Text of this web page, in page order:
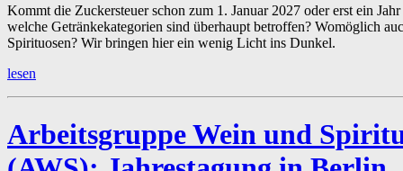
Kommt die Zuckersteuer schon zum 1. Januar 2027 oder erst ein
welche Getränkekategorien sind überhaupt betroffen? Womöglich
Spirituosen? Wir bringen hier ein wenig Licht ins Dunkel.
lesen
Arbeitsgruppe Wein und